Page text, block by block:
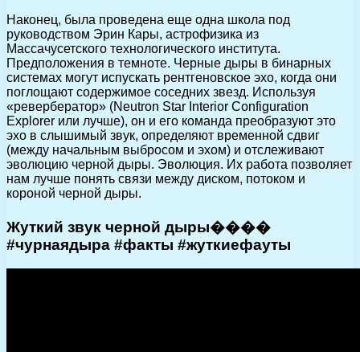
Наконец, была проведена еще одна школа под
руководством Эрин Кары, астрофизика из
Массачусетского технологического института.
Предположения в темноте. Черные дыры в бинарных
системах могут испускать рентгеновское эхо, когда они
поглощают содержимое соседних звезд. Используя
«ревербератор» (Neutron Star Interior Configuration
Explorer или лучше), он и его команда преобразуют это
эхо в слышимый звук, определяют временной сдвиг
(между начальным выбросом и эхом) и отслеживают
эволюцию черной дыры. Эволюция. Их работа позволяет
нам лучше понять связи между диском, потоком и
короной черной дыры.
Жуткий звук черной дыры����
#чурнаядыра #факты #жуткиефауты